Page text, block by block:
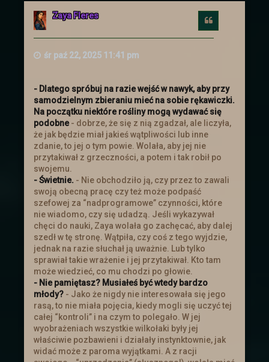
14 lutego odbędzie się bal
walentynkowy. Obowiązkowo stroje
kartę.
Loteria i aktualizacja
Kolejna szansa na zdobycie losu na
loterię. Tkacz Losu do końca dnia (12.02)
czeka na zdjęcia tego jak świętowaliście
Tłusty Czwartek. Więcej informacji w
wiadomości od Tkacza i w
Zmiany w regulaminie
DoRegulaminu Grydodany został punkt
19 dotyczący dodatkowych awatarów.
Nowinki
→ A może hasło na pokój prywatny?
Dowiedz się więcej.
Odbudowa świata
→Cross Cityodbudowuje się po ataku
Zaya Fleres
śr paź 22, 2025 11:41 pm
- Dlatego spróbuj na razie wejść w nawyk, aby przy
samodzielnym zbieraniu mieć na sobie rękawiczki.
Na początku niektóre rośliny mogą wydawać się
podobne- dobrze, że się z nią zgadzał, ale liczyła,
że jak będzie miał jakieś wątpliwości lub inne
zdanie, to jej o tym powie. Wolała, aby jej nie
przytakiwał z grzeczności, a potem i tak robił po
swojemu.
- Świetnie. - Nie obchodziło ją, czy przez to zawali
swoją obecną pracę czy też może podpaść
szefowej za “nadprogramowe” czynności, które
nie wiadomo, czy się udadzą. Jeśli wykazywał
chęci do nauki, Zaya wolała go zachęcać, aby dalej
szedł w tę stronę. Wątpiła, czy coś z tego wyjdzie,
jednak na razie słuchał ją uważnie. Lub tylko
sprawiał takie wrażenie i jej przytakiwał. Kto tam
może wiedzieć, co mu chodzi po głowie.
- Nie pamiętasz? Musiałeś być wtedy bardzo
młody? - Jako że nigdy nie interesowała się jego
rasą, to nie miała pojęcia, kiedy mogli się uczyć tej
całej “kontroli” i na czym to polegało. W jej
wyobrażeniach wszystkie wilkołaki były jej
właściwie pozbawieni i działały instynktownie, jak
widać może z paroma wyjątkami. A z racji